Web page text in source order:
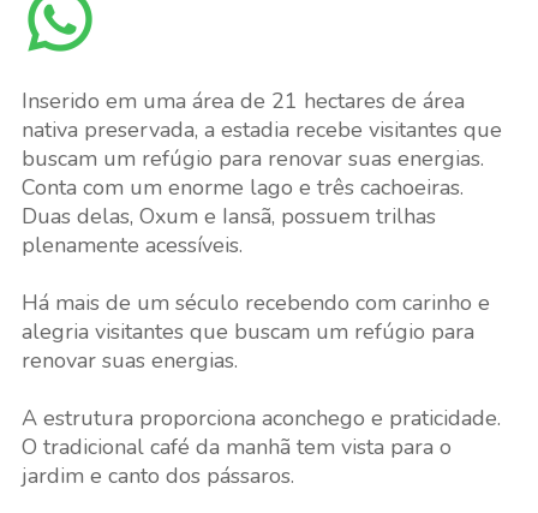
Inserido em uma área de 21 hectares de área
nativa preservada, a estadia recebe visitantes que
buscam um refúgio para renovar suas energias.
Conta com um enorme lago e três cachoeiras.
Duas delas, Oxum e Iansã, possuem trilhas
plenamente acessíveis.
Há mais de um século recebendo com carinho e
alegria visitantes que buscam um refúgio para
renovar suas energias.
A estrutura proporciona aconchego e praticidade.
O tradicional café da manhã tem vista para o
jardim e canto dos pássaros.